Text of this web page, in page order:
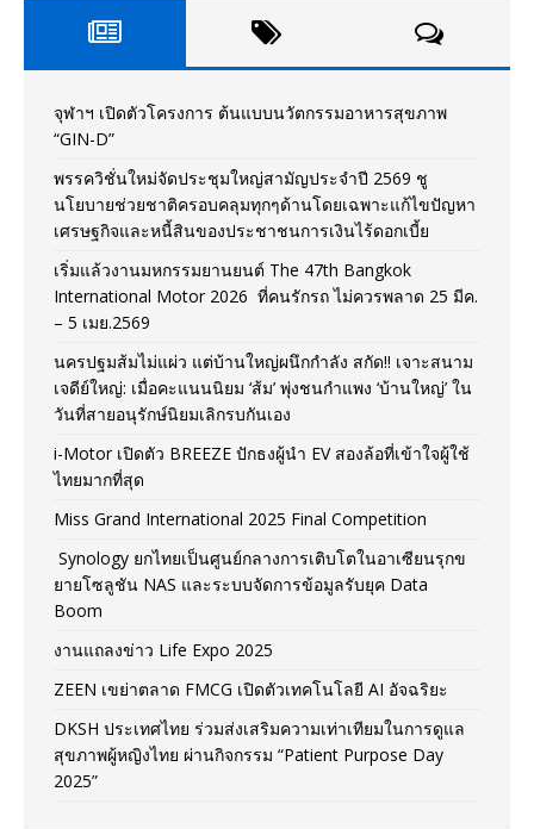
จุฬาฯ เปิดตัวโครงการ ต้นแบบนวัตกรรมอาหารสุขภาพ
“GIN-D”
พรรควิชั่นใหม่จัดประชุมใหญ่สามัญประจำปี 2569 ชู
นโยบายช่วยชาติครอบคลุมทุกๆด้านโดยเฉพาะแก้ไขปัญหา
เศรษฐกิจและหนี้สินของประชาชนการเงินไร้ดอกเบี้ย
เริ่มแล้วงานมหกรรมยานยนต์ The 47th Bangkok
International Motor 2026 ที่คนรักรถ ไม่ควรพลาด 25 มีค.
– 5 เมย.2569
นครปฐมส้มไม่แผ่ว แต่บ้านใหญ่ผนึกกำลัง สกัด!! เจาะสนาม
เจดีย์ใหญ่: เมื่อคะแนนนิยม ‘ส้ม’ พุ่งชนกำแพง ‘บ้านใหญ่’ ใน
วันที่สายอนุรักษ์นิยมเลิกรบกันเอง
i-Motor เปิดตัว BREEZE ปักธงผู้นำ EV สองล้อที่เข้าใจผู้ใช้
ไทยมากที่สุด
Miss Grand International 2025 Final Competition
Synology ยกไทยเป็นศูนย์กลางการเติบโตในอาเซียนรุกข
ยายโซลูชัน NAS และระบบจัดการข้อมูลรับยุค Data
Boom
งานแถลงข่าว Life Expo 2025
ZEEN เขย่าตลาด FMCG เปิดตัวเทคโนโลยี AI อัจฉริยะ
DKSH ประเทศไทย ร่วมส่งเสริมความเท่าเทียมในการดูแล
สุขภาพผู้หญิงไทย ผ่านกิจกรรม “Patient Purpose Day
2025”